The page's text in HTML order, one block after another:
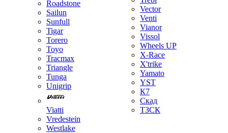
Roadstone
Sailun
Sunfull
Tigar
Torero
Toyo
Tracmax
Triangle
Tunga
Unigrip
Viatti
Vredestein
Westlake
Vector
Venti
Vianor
Vissol
Wheels UP
X-Race
X'trike
Yamato
YST
К7
Скад
ТЗСК